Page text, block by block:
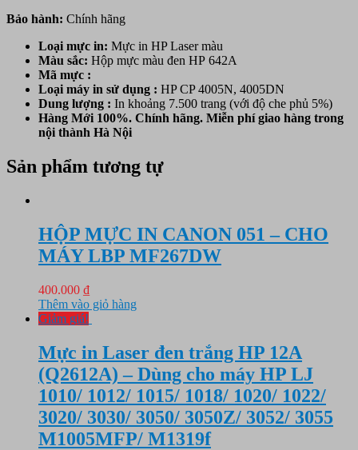
Bảo hành: Chính hãng
Loại mực in: Mực in HP Laser màu
Màu sắc: Hộp mực màu đen HP 642A
Mã mực :
Loại máy in sử dụng : HP CP 4005N, 4005DN
Dung lượng : In khoảng 7.500 trang (với độ che phủ 5%)
Hàng Mới 100%. Chính hãng. Miễn phí giao hàng trong
nội thành Hà Nội
Sản phẩm tương tự
HỘP MỰC IN CANON 051 – CHO
MÁY LBP MF267DW
400.000 ₫
Thêm vào giỏ hàng
Giảm giá!
Mực in Laser đen trắng HP 12A
(Q2612A) – Dùng cho máy HP LJ
1010/ 1012/ 1015/ 1018/ 1020/ 1022/
3020/ 3030/ 3050/ 3050Z/ 3052/ 3055
M1005MFP/ M1319f